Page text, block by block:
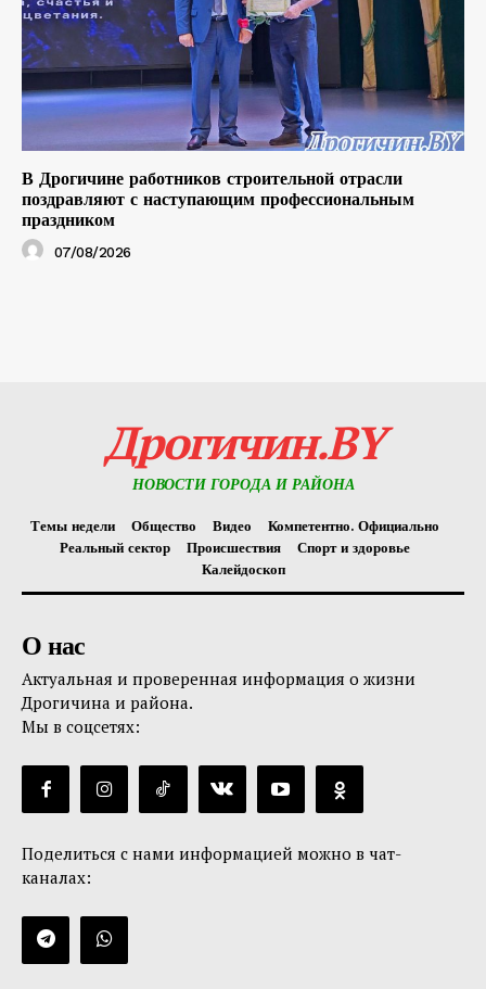
В Дрогичине работников строительной отрасли
поздравляют с наступающим профессиональным
праздником
07/08/2026
Дрогичин.BY
НОВОСТИ ГОРОДА И РАЙОНА
Темы недели Общество Видео
Компетентно. Официально
Реальный сектор
Происшествия
Спорт и здоровье
Калейдоскоп
О нас
Актуальная и проверенная информация о жизни
Дрогичина и района.
Мы в соцсетях:
Поделиться с нами информацией можно в чат-
каналах: